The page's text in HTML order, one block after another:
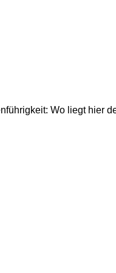
Wo liegt hier